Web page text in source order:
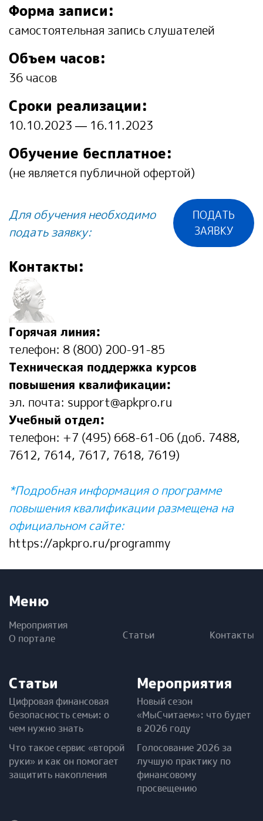
Форма записи:
cамостоятельная запись слушателей
Объем часов:
36 часов
Сроки реализации:
10.10.2023 — 16.11.2023
Обучение бесплатное:
(не является публичной офертой)
Для обучения необходимо
подать заявку:
ПОДАТЬ
ЗАЯВКУ
Контакты:
Горячая линия:
телефон: 8 (800) 200-91-85
Техническая поддержка курсов
повышения квалификации:
эл. почта: support@apkpro.ru
Учебный отдел:
телефон: +7 (495) 668-61-06 (доб. 7488,
7612, 7614, 7617, 7618, 7619)
*Подробная информация о программе
повышения квалификации размещена на
официальном сайте:
https://apkpro.ru/programmy
Меню
Мероприятия
О портале
Статьи Контакты
Статьи
Цифровая финансовая
безопасность семьи: о
чем нужно знать
Что такое сервис «второй
руки» и как он помогает
защитить накопления
Мероприятия
Новый сезон
«МыСчитаем»: что будет
в 2026 году
Голосование 2026 за
лучшую практику по
финансовому
просвещению